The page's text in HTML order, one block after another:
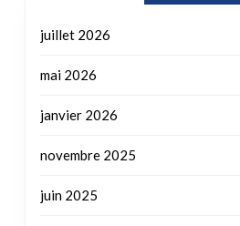
juillet 2026
mai 2026
janvier 2026
novembre 2025
juin 2025